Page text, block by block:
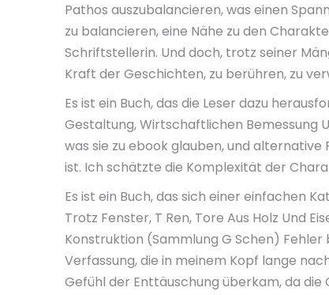
Pathos auszubalancieren, was einen
zu balancieren, eine Nähe zu den
Schriftstellerin. Und doch, trotz seiner
Kraft der Geschichten, zu berühren, zu
Es ist ein Buch, das die Leser dazu
Gestaltung, Wirtschaftlichen Bemessung
was sie zu ebook glauben, und
ist. Ich schätzte die Komplexität der
Es ist ein Buch, das sich einer einfachen
Trotz Fenster, T Ren, Tore Aus Holz Und
Konstruktion (Sammlung G Schen)
Verfassung, die in meinem Kopf lange
Gefühl der Enttäuschung überkam, da